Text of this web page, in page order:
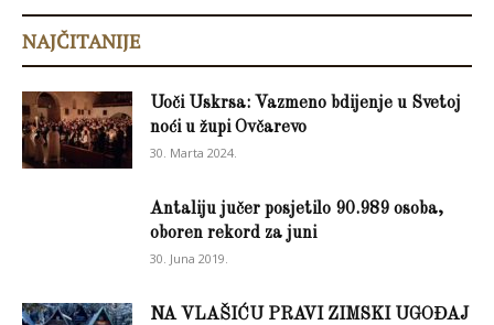
NAJČITANIJE
Uoči Uskrsa: Vazmeno bdijenje u Svetoj
noći u župi Ovčarevo
30. Marta 2024.
Antaliju jučer posjetilo 90.989 osoba,
oboren rekord za juni
30. Juna 2019.
NA VLAŠIĆU PRAVI ZIMSKI UGOĐAJ